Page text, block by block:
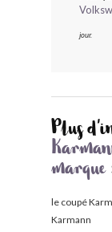
jour.
Plus
marque
le coupé
Karmann